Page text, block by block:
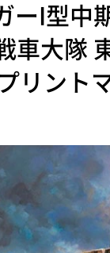
ーI型中
車大隊
リント